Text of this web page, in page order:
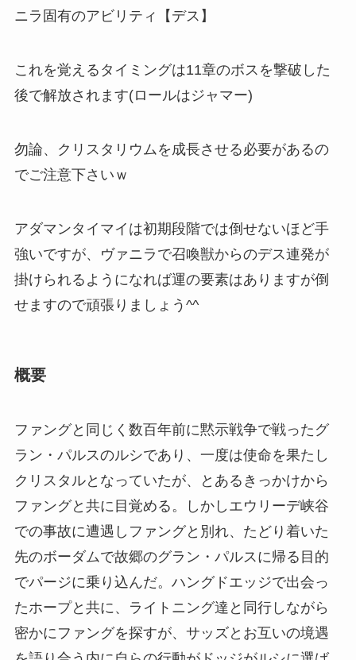
ニラ固有のアビリティ【デス】
これを覚えるタイミングは11章のボスを撃破した
後で解放されます(ロールはジャマー)
勿論、クリスタリウムを成長させる必要があるの
でご注意下さいｗ
アダマンタイマイは初期段階では倒せないほど手
強いですが、ヴァニラで召喚獣からのデス連発が
掛けられるようになれば運の要素はありますが倒
せますので頑張りましょう^^
概要
ファングと同じく数百年前に黙示戦争で戦ったグ
ラン・パルスのルシであり、一度は使命を果たし
クリスタルとなっていたが、とあるきっかけから
ファングと共に目覚める。しかしエウリーデ峡谷
での事故に遭遇しファングと別れ、たどり着いた
先のボーダムで故郷のグラン・パルスに帰る目的
でパージに乗り込んだ。ハングドエッジで出会っ
たホープと共に、ライトニング達と同行しながら
密かにファングを探すが、サッズとお互いの境遇